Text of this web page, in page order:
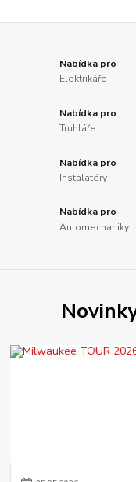
Nabídka pro
Elektrikáře
Nabídka pro
Truhláře
Nabídka pro
Instalatéry
Nabídka pro
Automechaniky